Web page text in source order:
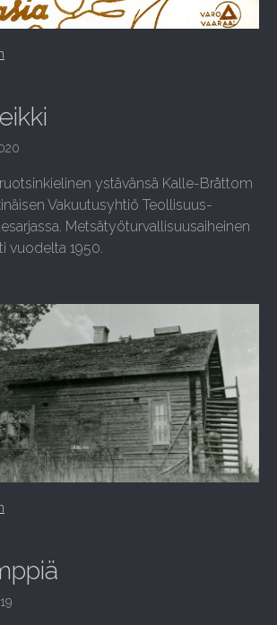
ystävänsä Kalle-Bråttom
Vakuutusyhtiö Teollisuus-
Metsätyöturvallisuusaiheinen
vuodelta 1950.